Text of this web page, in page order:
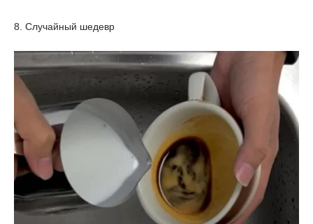
8. Случайный шедевр